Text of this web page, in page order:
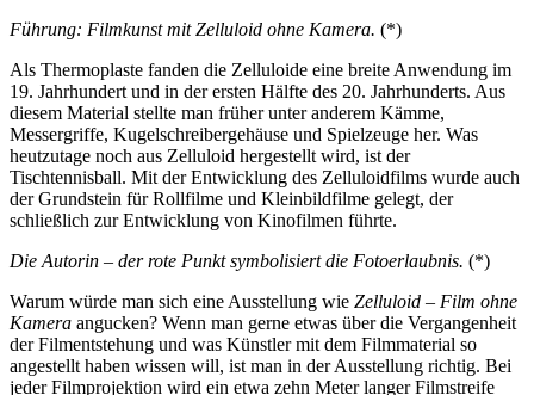
Führung: Filmkunst mit Zelluloid ohne Kamera. (*)
Als Thermoplaste fanden die Zelluloide eine breite Anwendung im
19. Jahrhundert und in der ersten Hälfte des 20. Jahrhunderts. Aus
diesem Material stellte man früher unter anderem Kämme,
Messergriffe, Kugelschreibergehäuse und Spielzeuge her. Was
heutzutage noch aus Zelluloid hergestellt wird, ist der
Tischtennisball. Mit der Entwicklung des Zelluloidfilms wurde auch
der Grundstein für Rollfilme und Kleinbildfilme gelegt, der
schließlich zur Entwicklung von Kinofilmen führte.
Die Autorin – der rote Punkt symbolisiert die Fotoerlaubnis. (*)
Warum würde man sich eine Ausstellung wie Zelluloid – Film ohne
Kamera angucken? Wenn man gerne etwas über die Vergangenheit
der Filment­stehung und was Künstler mit dem Filmmaterial so
angestellt haben wissen will, ist man in der Ausstellung richtig. Bei
jeder Filmprojektion wird ein etwa zehn Meter langer Filmstreife